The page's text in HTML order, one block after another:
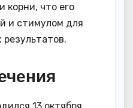
корни, что его
и стимулом для
13 октября